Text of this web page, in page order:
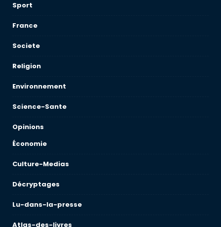
Sport
France
Societe
Religion
Environnement
Science-Sante
Opinions
Économie
Culture-Medias
Décryptages
Lu-dans-la-presse
Atlas-des-livres